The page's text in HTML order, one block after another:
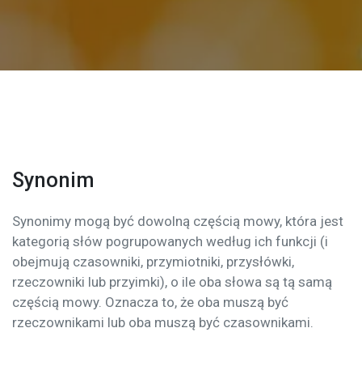
Synonim
Synonimy mogą być dowolną częścią mowy, która jest
kategorią słów pogrupowanych według ich funkcji (i
obejmują czasowniki, przymiotniki, przysłówki,
rzeczowniki lub przyimki), o ile oba słowa są tą samą
częścią mowy. Oznacza to, że oba muszą być
rzeczownikami lub oba muszą być czasownikami.